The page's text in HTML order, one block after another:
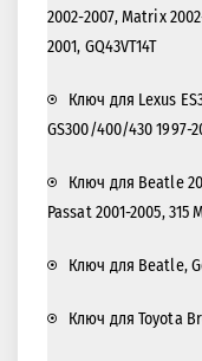
2002-2007, Matrix
2001, GQ43VT14T
Ключ для Lexus
GS300/400/430 1997-
Ключ для Beatle
Passat 2001-2005, 315
Ключ для Beatle,
Ключ для Toyota